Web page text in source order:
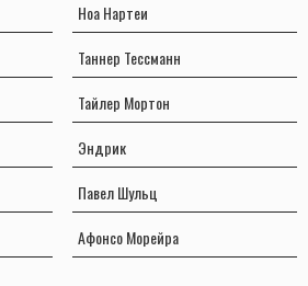
Ноа Нартеи
Таннер Тессманн
Тайлер Мортон
Эндрик
Павел Шульц
Афонсо Морейра